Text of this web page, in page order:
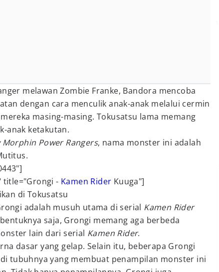
melawan Zombie Franke, Bandora mencoba
dengan cara menculik anak-anak melalui cermin
masing-masing. Tokusatsu lama memang
anak ketakutan.
Morphin Power Rangers, nama monster ini adalah
title="Grongi - Kamen Rider Kuuga"]
adalah musuh utama di serial Kamen Rider
saja, Grongi memang aga berbeda
lain dari serial Kamen Rider.
dasar yang gelap. Selain itu, beberapa Grongi
tubuhnya yang membuat penampilan monster ini